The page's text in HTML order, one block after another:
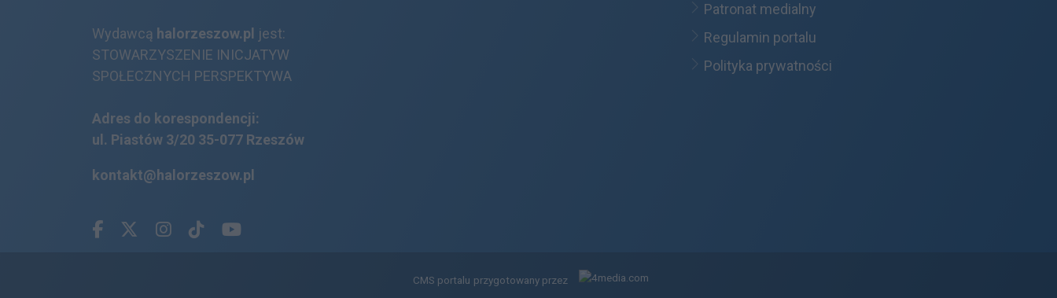
Wydawcą halorzeszow.pl jest:
STOWARZYSZENIE INICJATYW
SPOŁECZNYCH PERSPEKTYWA
Adres do korespondencji:
ul. Piastów 3/20 35-077 Rzeszów
kontakt@halorzeszow.pl
Patronat medialny
Regulamin portalu
Polityka prywatności
Facebook.com
X.comInstagram.com
Tiktok.com
Youtube.com
CMS portalu przygotowany przez